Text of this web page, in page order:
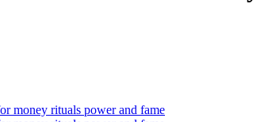
money rituals power and fame